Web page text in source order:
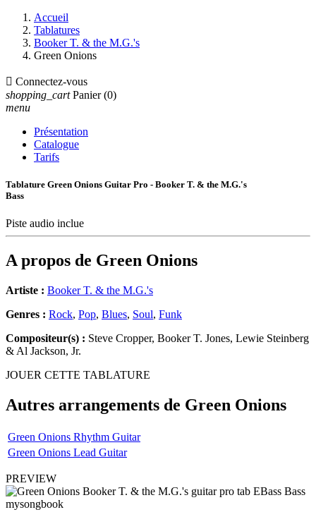
Accueil
Tablatures
Booker T. & the M.G.'s
Green Onions
 Connectez-vous
shopping_cart Panier (0)
menu
Présentation
Catalogue
Tarifs
Tablature Green Onions Guitar Pro - Booker T. & the M.G.'s
Bass
Piste audio inclue
A propos de Green Onions
Artiste : Booker T. & the M.G.'s
Genres : Rock, Pop, Blues, Soul, Funk
Compositeur(s) : Steve Cropper, Booker T. Jones, Lewie Steinberg
& Al Jackson, Jr.
JOUER CETTE TABLATURE
Autres arrangements de Green Onions
Green Onions Rhythm Guitar
Green Onions Lead Guitar
PREVIEW